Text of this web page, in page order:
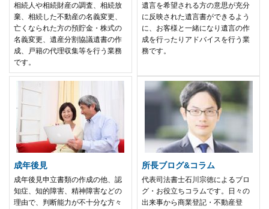
相続人や相続財産の調査、相続放
棄、相続した不動産の名義変更、
亡くなられた方の預貯金・株式の
名義変更、遺産分割協議遺書の作
成、戸籍の代理収集等を行う業務
です。
遺言を希望される方の意思が充分
に反映された遺言書ができるよう
に、お客様と一緒になり遺言の作
成を行ったりアドバイスを行う業
務です。
成年後見
成年後見申立書類の作成の他、認
知症、知的障害、精神障害などの
理由で、判断能力が不十分な方々
所長ブログ&コラム
代表司法書士石川宗徳によるブロ
グ・お役立ちコラムです。日々の
出来事から商業登記・不動産登